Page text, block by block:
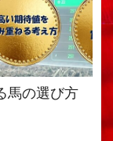
馬の選び方